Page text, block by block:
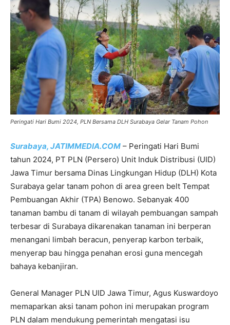
Peringati Hari Bumi 2024, PLN Bersama DLH Surabaya Gelar Tanam Pohon
Surabaya, JATIMMEDIA.COM – Peringati Hari Bumi
tahun 2024, PT PLN (Persero) Unit Induk Distribusi (UID)
Jawa Timur bersama Dinas Lingkungan Hidup (DLH) Kota
Surabaya gelar tanam pohon di area green belt Tempat
Pembuangan Akhir (TPA) Benowo. Sebanyak 400
tanaman bambu di tanam di wilayah pembuangan sampah
terbesar di Surabaya dikarenakan tanaman ini berperan
menangani limbah beracun, penyerap karbon terbaik,
menyerap bau hingga penahan erosi guna mencegah
bahaya kebanjiran.
General Manager PLN UID Jawa Timur, Agus Kuswardoyo
memaparkan aksi tanam pohon ini merupakan program
PLN dalam mendukung pemerintah mengatasi isu